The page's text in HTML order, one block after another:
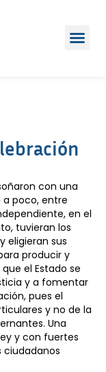
con una
poco, entre
en el
tuvieran los
eligieran sus
producir y
el Estado se
y a fomentar
pues el
y no de la
Una
y con fuertes
ciudadanos